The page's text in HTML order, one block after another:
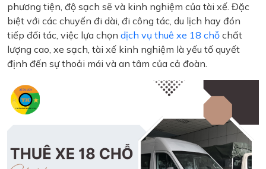
phương tiện, độ sạch sẽ và kinh nghiệm của tài xế. Đặc
biệt với các chuyến đi dài, đi công tác, du lịch hay đón
tiếp đối tác, việc lựa chọn dịch vụ thuê xe 18 chỗ chất
lượng cao, xe sạch, tài xế kinh nghiệm là yếu tố quyết
định đến sự thoải mái và an tâm của cả đoàn.